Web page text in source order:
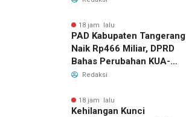
18 jam lalu
PAD Kabupaten Tangerang
Naik Rp466 Miliar, DPRD
Bahas Perubahan KUA-
PPAS 2026
Redaksi
18 jam lalu
Kehilangan Kunci